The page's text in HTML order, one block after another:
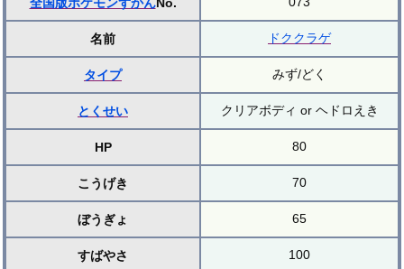
全国版ポケモンずかんNo.
名前 ドククラゲ
タイプ みず/どく
とくせい クリアボディ or ヘドロえき
HP 80
こうげき 70
ぼうぎょ 65
すばやさ 100